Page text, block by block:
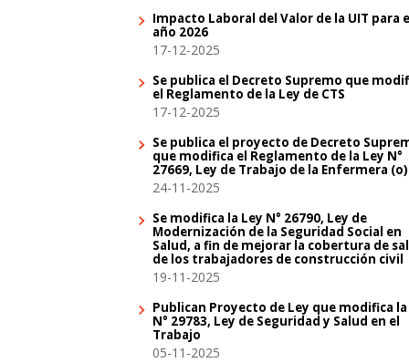
Impacto Laboral del Valor de la UIT para el
año 2026
17-12-2025
Se publica el Decreto Supremo que
el Reglamento de la Ley de CTS
17-12-2025
Se publica el proyecto de Decreto
que modifica el Reglamento de la Ley N°
27669, Ley de Trabajo de la Enfermera (o)
24-11-2025
Se modifica la Ley N° 26790, Ley de
Modernización de la Seguridad Social en
Salud, a fin de mejorar la cobertura de
de los trabajadores de construcción civil
19-11-2025
Publican Proyecto de Ley que modifica la
N° 29783, Ley de Seguridad y Salud en el
Trabajo
05-11-2025